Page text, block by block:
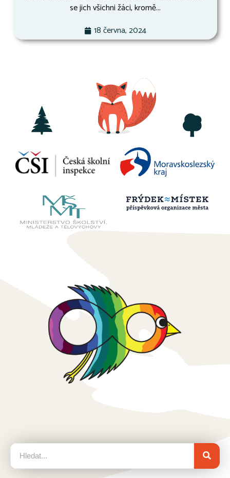
se jich všichni žáci, kromě...
18 června, 2024